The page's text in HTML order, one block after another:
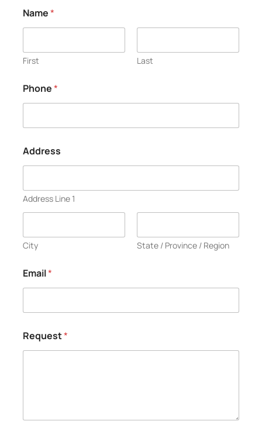
Name*
First Last
Phone*
Address
Address Line 1
City State / Province / Region
Email*
Request*